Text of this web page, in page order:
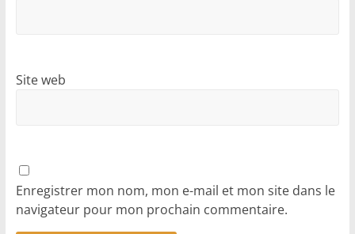
Site web
Enregistrer mon nom, mon e-mail et mon site dans le
navigateur pour mon prochain commentaire.